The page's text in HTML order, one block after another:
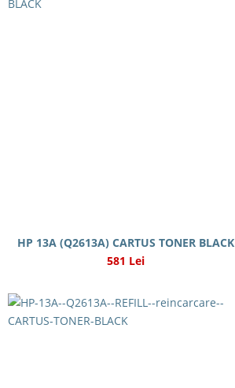
HP 13A (Q2613A) CARTUS TONER BLACK
581 Lei